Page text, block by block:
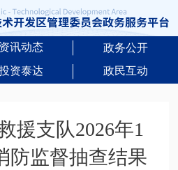
资讯动态
政务公开
资泰达 政民互动
援支队2026年1
防监督抽查结果